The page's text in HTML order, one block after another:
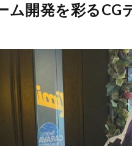
ム開発を彩るCG